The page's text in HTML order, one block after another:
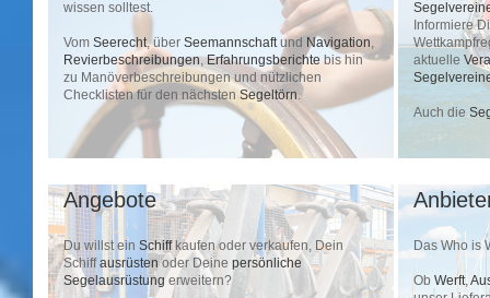
wissen solltest.
Vom Seerecht, über Seemannschaft und Navigation
Revierbeschreibungen,Erfahrungsberichtebis hin
zu Manöverbeschreibungen und nützlichen
Checklisten für den nächsten Segeltörn.
Angebote
Du willst ein Schiff kaufen oder verkaufen, Dein
Schiffausrüsten oder Deine persönliche
Segelausrüstungerweitern?
Informiere
aktuelle
Auch die
Das Who is
Ob Werft,